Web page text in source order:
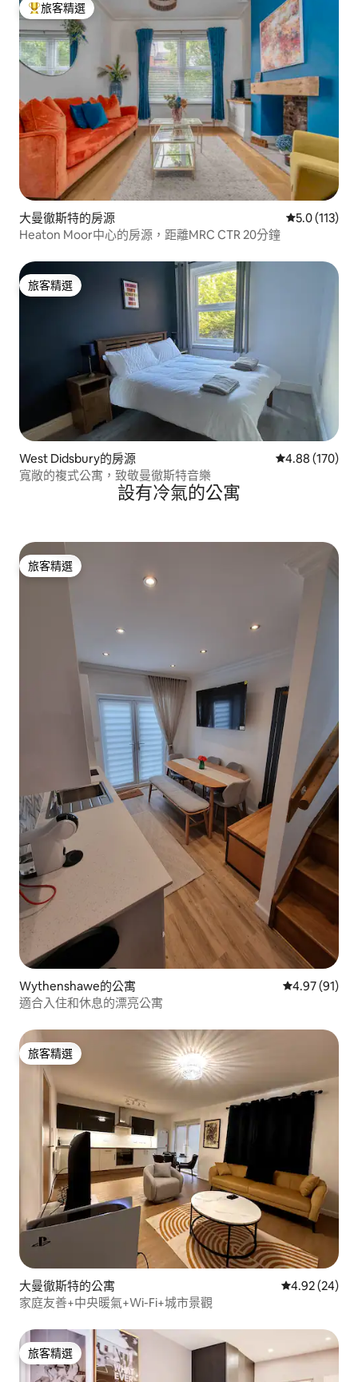
旅客精選榜首
旅客精選
大曼徹斯特的房源 從 113 則評
5.0 (113)
Heaton Moor中心的房源，距離MRC CTR 20分鐘
旅客精選
旅客精選
West Didsbury的房源 從 170 則評價
4.88 (170)
寬敞的複式公寓，致敬曼徹斯特音樂
設有冷氣的公寓
旅客精選
旅客精選
Wythenshawe的公寓 從 91 則評價
4.97 (91)
適合入住和休息的漂亮公寓
旅客精選
旅客精選
大曼徹斯特的公寓 從 24 則評價
4.92 (24)
家庭友善+中央暖氣+Wi-Fi+城市景觀
旅客精選
旅客精選